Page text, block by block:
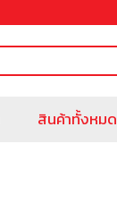
สินค้าทั้งหมด